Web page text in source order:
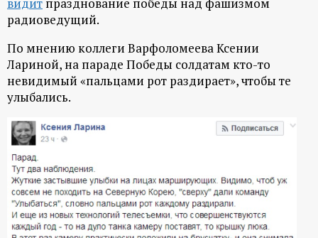
радиоведущий.
По мнению коллеги Варфоломеева Ксении
Лариной, на параде Победы солдатам кто-то
невидимый «пальцами рот раздирает», чтобы те
улыбались.